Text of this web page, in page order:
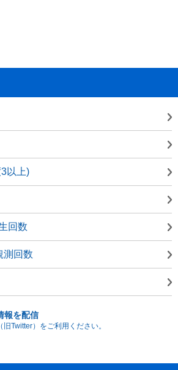
以上)
回数
測回数
報を配信
Twitter）をご利用ください。